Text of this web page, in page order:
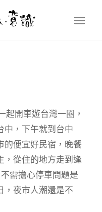
起開車遊台灣一圈，
中，下午就到台中
的便宜好民宿，晚餐
，從住的地方走到逢
需擔心停車問題是
，夜市人潮還是不